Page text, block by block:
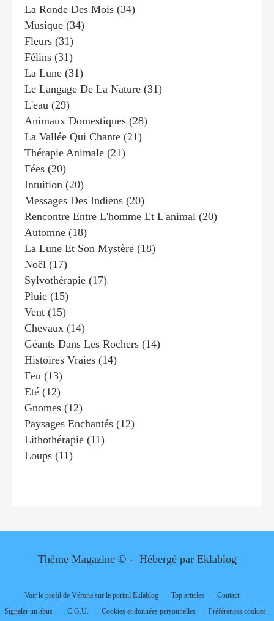
La Ronde Des Mois (34)
Musique (34)
Fleurs (31)
Félins (31)
La Lune (31)
Le Langage De La Nature (31)
L'eau (29)
Animaux Domestiques (28)
La Vallée Qui Chante (21)
Thérapie Animale (21)
Fées (20)
Intuition (20)
Messages Des Indiens (20)
Rencontre Entre L'homme Et L'animal (20)
Automne (18)
La Lune Et Son Mystère (18)
Noël (17)
Sylvothérapie (17)
Pluie (15)
Vent (15)
Chevaux (14)
Géants Dans Les Rochers (14)
Histoires Vraies (14)
Feu (13)
Eté (12)
Gnomes (12)
Paysages Enchantés (12)
Lithothérapie (11)
Loups (11)
Thème Magazine © - Hébergé par Eklablog
Voir le profil de Véronasur le portail Eklablog Top articles
Contact
Signaler un abus
C.G.U. Cookies et données personnelles Préférences cookies